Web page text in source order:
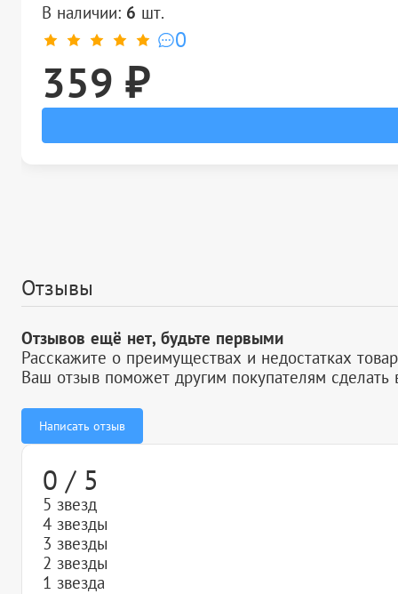
В наличии: 6 шт.
0
359 ₽
Отзывы
Отзывов ещё нет, будьте первыми
Расскажите о преимуществах и недостатках
Ваш отзыв поможет другим покупателям сделать
Написать отзыв
0 / 5
5 звезд
4 звезды
3 звезды
2 звезды
1 звезда